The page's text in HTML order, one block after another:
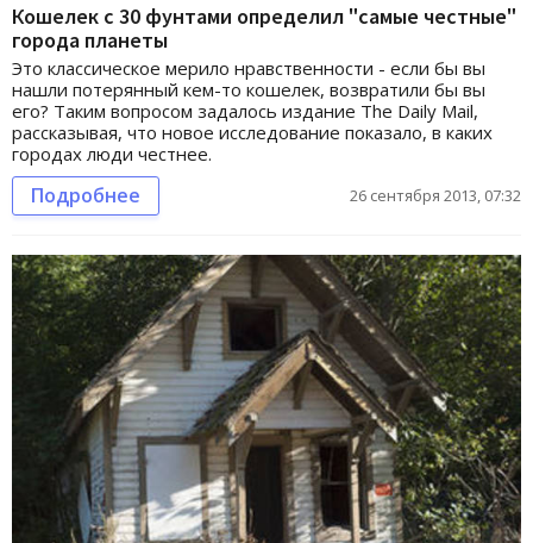
Кошелек с 30 фунтами определил "самые честные"
города планеты
Это классическое мерило нравственности - если бы вы
нашли потерянный кем-то кошелек, возвратили бы вы
его? Таким вопросом задалось издание The Daily Mail,
рассказывая, что новое исследование показало, в каких
городах люди честнее.
Подробнее 26 сентября 2013, 07:32